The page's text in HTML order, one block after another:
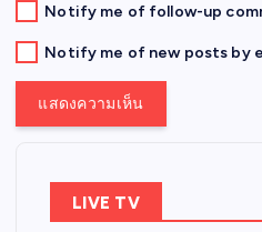
Notify me of follow-up
Notify me of new posts by
LIVE TV